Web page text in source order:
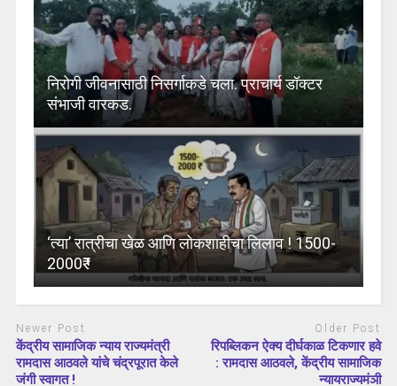
निरोगी जीवनासाठी निसर्गाकडे चला. प्राचार्य डॉक्टर
संभाजी वारकड.
‘त्या’ रात्रीचा खेळ आणि लोकशाहीचा लिलाव ! 1500-
2000₹ !
Newer Post
केंद्रीय सामाजिक न्याय राज्यमंत्री
रामदास आठवले यांचे चंद्रपूरात केले
जंगी स्वागत !
Older Post
रिपब्लिकन ऐक्य दीर्घकाळ टिकणार हवे
: रामदास आठवले, केंद्रीय सामाजिक
न्यायराज्यमंञी